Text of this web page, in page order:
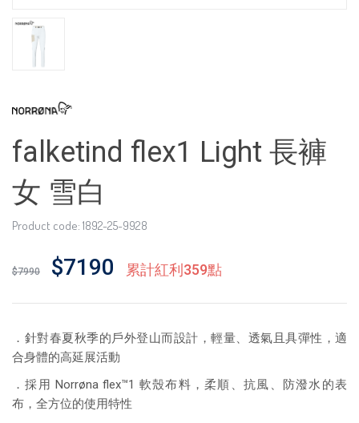
falketind flex1 Light 長褲
女 雪白
Product code: 1892-25-9928
$7990 $7190 累計紅利359點
．針對春夏秋季的戶外登山而設計，輕量、透氣且具彈性，適
合身體的高延展活動
．採用 Norrøna flex™1 軟殼布料，柔順、抗風、防潑水的表
布，全方位的使用特性